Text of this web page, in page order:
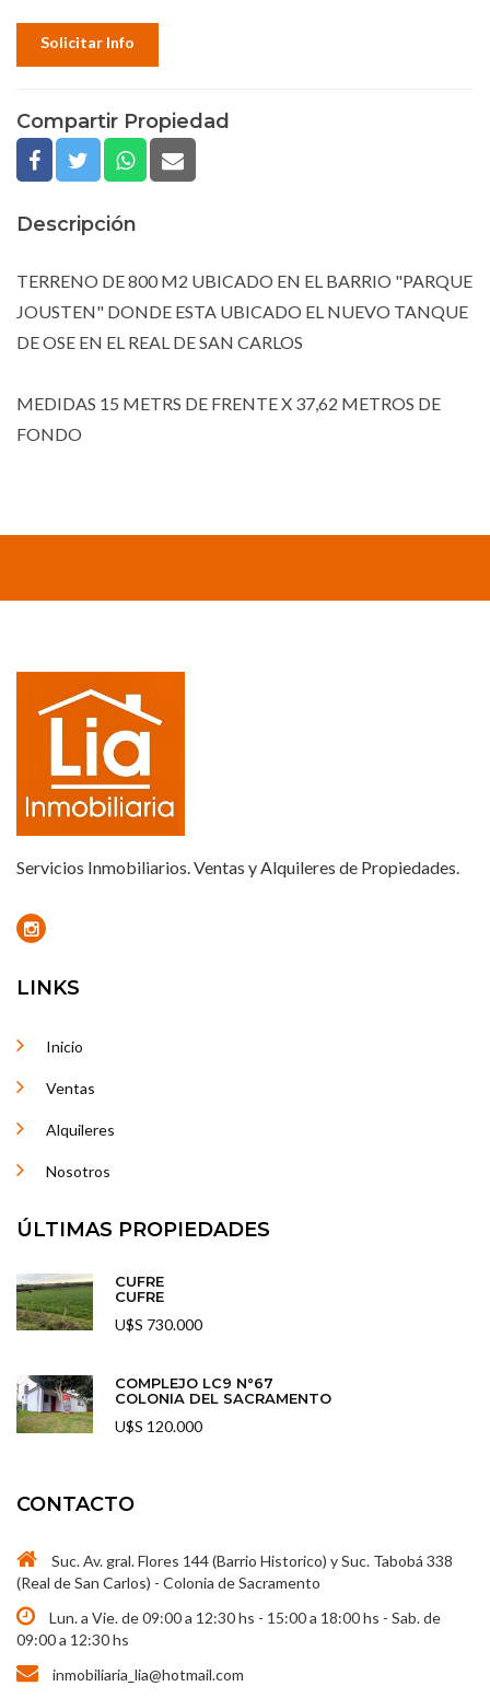
Solicitar Info
Compartir Propiedad
Descripción
TERRENO DE 800 M2 UBICADO EN EL BARRIO "PARQUE
JOUSTEN" DONDE ESTA UBICADO EL NUEVO TANQUE
DE OSE EN EL REAL DE SAN CARLOS
MEDIDAS 15 METRS DE FRENTE X 37,62 METROS DE
FONDO
Servicios Inmobiliarios. Ventas y Alquileres de Propiedades.
LINKS
Inicio
Ventas
Alquileres
Nosotros
ÚLTIMAS PROPIEDADES
CUFRE
CUFRE
U$S 730.000
COMPLEJO LC9 N°67
COLONIA DEL SACRAMENTO
U$S 120.000
CONTACTO
Suc. Av. gral. Flores 144 (Barrio Historico) y Suc. Tabobá 338
(Real de San Carlos) - Colonia de Sacramento
Lun. a Vie. de 09:00 a 12:30 hs - 15:00 a 18:00 hs - Sab. de
09:00 a 12:30 hs
inmobiliaria_lia@hotmail.com